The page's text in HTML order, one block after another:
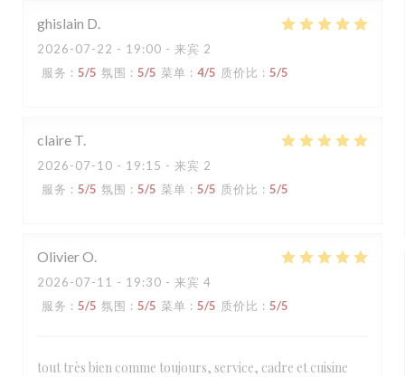
ghislain D
2026-07-22 - 19:00 - 来宾 2
服务 : 5/5 氛围 : 5/5 菜单 : 4/5 质价比 : 5/5
claire T
2026-07-10 - 19:15 - 来宾 2
服务 : 5/5 氛围 : 5/5 菜单 : 5/5 质价比 : 5/5
OlivierO
2026-07-11 - 19:30 - 来宾 4
服务 : 5/5 氛围 : 5/5 菜单 : 5/5 质价比 : 5/5
tout très bien comme toujours, service, cadre et cuisine